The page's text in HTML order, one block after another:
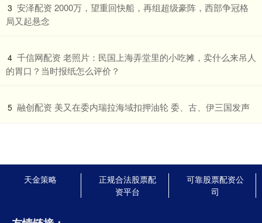
3 ​安泽配资 2000万，望重回快船，再组超级豪阵，西部争冠格
局又起悬念
4 ​千信网配资 老照片：民国上海弄堂里的小吃摊，卖什么来吊人
的胃口？当时报纸怎么评价？
5 ​融创配资 美又在委内瑞拉海域扣押油轮 委、古、伊三国发声
天金策略
正规合法股票配
资平台
可靠股票配资公
司